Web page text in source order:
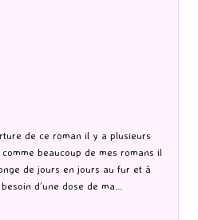
de ce roman il y a plusieurs
beaucoup de mes romans il
de jours en jours au fur et à
d’une dose de ma...